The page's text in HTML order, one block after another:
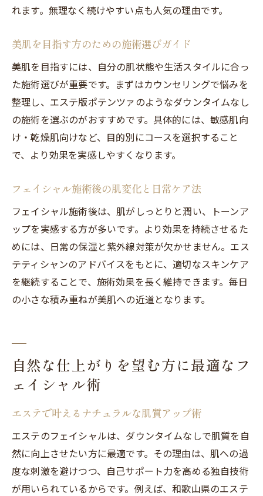
れます。無理なく続けやすい点も人気の理由です。
美肌を目指す方のための施術選びガイド
美肌を目指すには、自分の肌状態や生活スタイルに合っ
た施術選びが重要です。まずはカウンセリングで悩みを
整理し、エステ版ポテンツァのようなダウンタイムなし
の施術を選ぶのがおすすめです。具体的には、敏感肌向
け・乾燥肌向けなど、目的別にコースを選択すること
で、より効果を実感しやすくなります。
フェイシャル施術後の肌変化と日常ケア法
フェイシャル施術後は、肌がしっとりと潤い、トーンア
ップを実感する方が多いです。より効果を持続させるた
めには、日常の保湿と紫外線対策が欠かせません。エス
テティシャンのアドバイスをもとに、適切なスキンケア
を継続することで、施術効果を長く維持できます。毎日
の小さな積み重ねが美肌への近道となります。
自然な仕上がりを望む方に最適なフ
ェイシャル術
エステで叶えるナチュラルな肌質アップ術
エステのフェイシャルは、ダウンタイムなしで肌質を自
然に向上させたい方に最適です。その理由は、肌への過
度な刺激を避けつつ、自己サポート力を高める独自技術
が用いられているからです。例えば、和歌山県のエステ